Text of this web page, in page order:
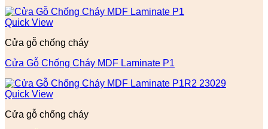
Quick View
Cửa gỗ chống cháy
Cửa Gỗ Chống Cháy MDF Laminate P1
Quick View
Cửa gỗ chống cháy